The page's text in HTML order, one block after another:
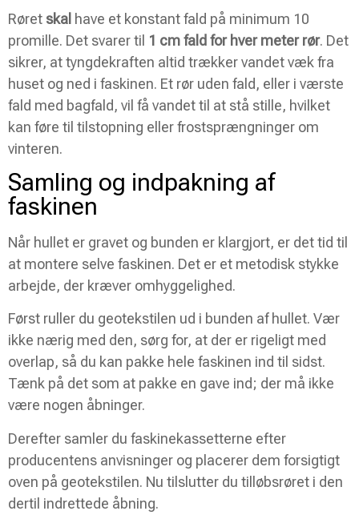
Røret skal have et konstant fald på minimum 10
promille. Det svarer til 1 cm fald for hver meter rør. Det
sikrer, at tyngdekraften altid trækker vandet væk fra
huset og ned i faskinen. Et rør uden fald, eller i værste
fald med bagfald, vil få vandet til at stå stille, hvilket
kan føre til tilstopning eller frostsprængninger om
vinteren.
Samling og indpakning af
faskinen
Når hullet er gravet og bunden er klargjort, er det tid til
at montere selve faskinen. Det er et metodisk stykke
arbejde, der kræver omhyggelighed.
Først ruller du geotekstilen ud i bunden af hullet. Vær
ikke nærig med den, sørg for, at der er rigeligt med
overlap, så du kan pakke hele faskinen ind til sidst.
Tænk på det som at pakke en gave ind; der må ikke
være nogen åbninger.
Derefter samler du faskinekassetterne efter
producentens anvisninger og placerer dem forsigtigt
oven på geotekstilen. Nu tilslutter du tilløbsrøret i den
dertil indrettede åbning.